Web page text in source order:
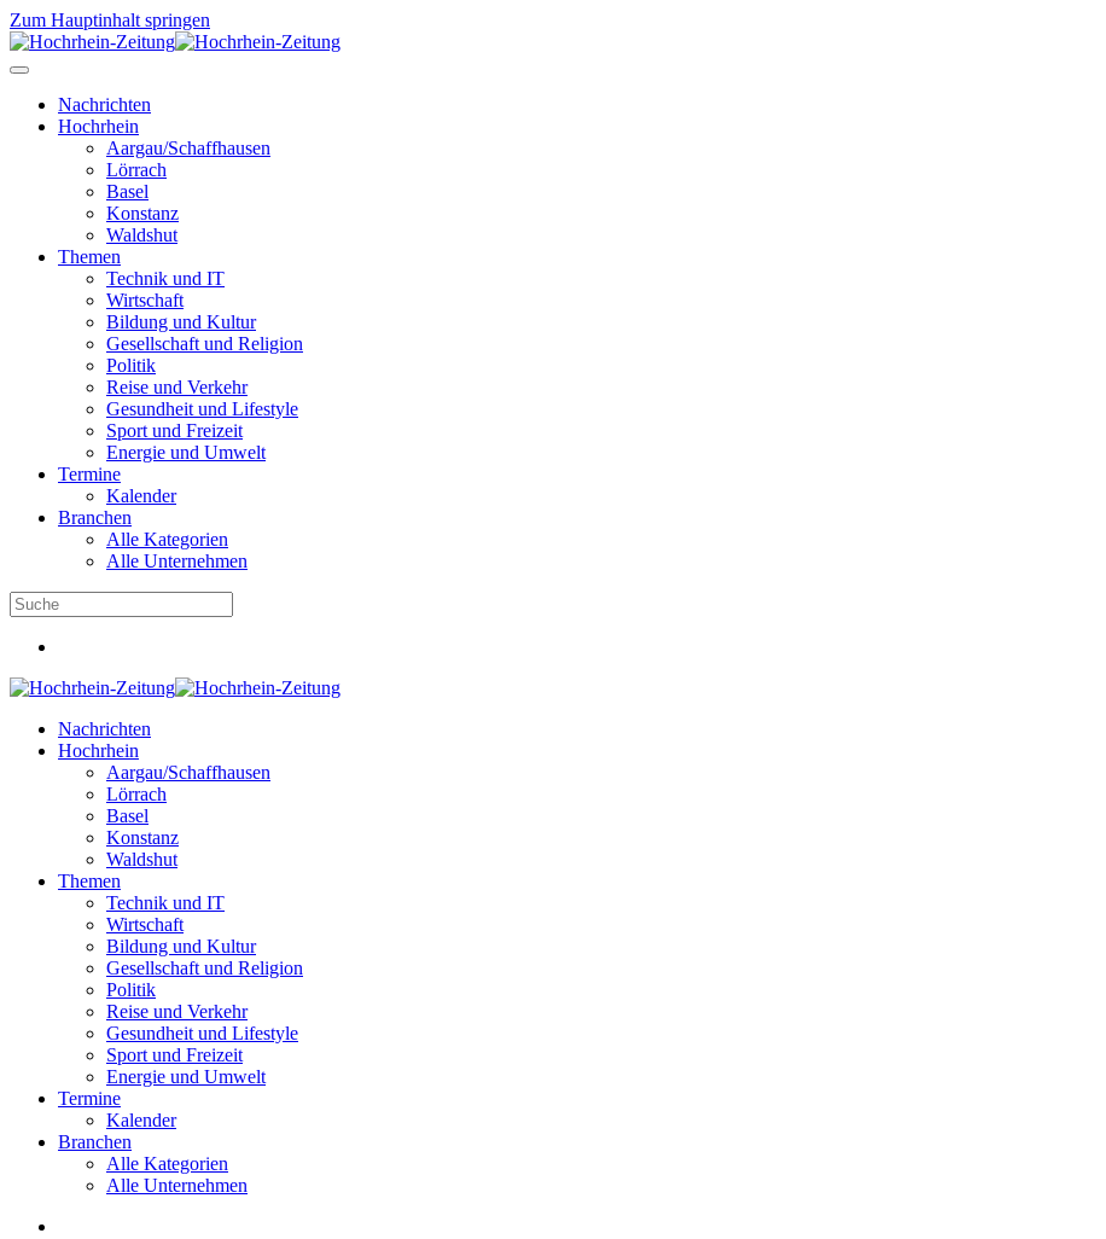
Zum Hauptinhalt springen
Nachrichten
Hochrhein
Aargau/Schaffhausen
Lörrach
Basel
Konstanz
Waldshut
Themen
Technik und IT
Wirtschaft
Bildung und Kultur
Gesellschaft und Religion
Politik
Reise und Verkehr
Gesundheit und Lifestyle
Sport und Freizeit
Energie und Umwelt
Termine
Kalender
Branchen
Alle Kategorien
Alle Unternehmen
Nachrichten
Hochrhein
Aargau/Schaffhausen
Lörrach
Basel
Konstanz
Waldshut
Themen
Technik und IT
Wirtschaft
Bildung und Kultur
Gesellschaft und Religion
Politik
Reise und Verkehr
Gesundheit und Lifestyle
Sport und Freizeit
Energie und Umwelt
Termine
Kalender
Branchen
Alle Kategorien
Alle Unternehmen